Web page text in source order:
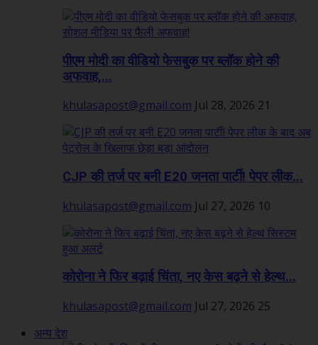
पीएम मोदी का वीडियो फेसबुक पर ब्लॉक होने की
अफवाह,...
khulasapost@gmail.com Jul 28, 2026 21
CJP की तर्ज पर बनी E20 जनता पार्टी! पेपर लीक...
khulasapost@gmail.com Jul 27, 2026 10
कोरोना ने फिर बढ़ाई चिंता, नए केस बढ़ने से हेल्थ...
khulasapost@gmail.com Jul 27, 2026 25
अन्य देश